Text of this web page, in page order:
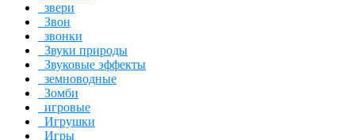
звери
Звон
звонки
Звуки природы
Звуковые эффекты
земноводные
Зомби
игровые
Игрушки
Игры